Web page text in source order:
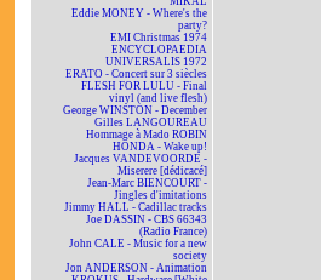
Eddie MONEY - Where's the
party?
EMI Christmas 1974
ENCYCLOPAEDIA
UNIVERSALIS 1972
ERATO - Concert sur 3 siècles
FLESH FOR LULU - Final
vinyl (and live flesh)
George WINSTON - December
Gilles LANGOUREAU
Hommage à Mado ROBIN
HONDA - Wake up!
Jacques VANDEVOORDE -
Miserere [dédicacé]
Jean-Marc BIENCOURT -
Jingles d'imitations
Jimmy HALL - Cadillac tracks
Joe DASSIN - CBS 66343
(Radio France)
John CALE - Music for a new
society
Jon ANDERSON - Animation